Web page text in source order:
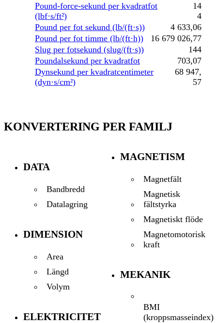
Pound-force-sekund per kvadratfot
(lbf·s/ft²)
14
4
Pound per fot sekund (lb/(ft·s))
4 633,06
Pound per fot timme (lb/(ft·h))
16 679 026,77
Slug per fotsekund (slug/(ft·s))
144
Poundalsekund per kvadratfot
703,07
Dynsekund per kvadratcentimeter
(dyn·s/cm²)
68 947,
57
KONVERTERING PER FAMILJ
DATA
Bandbredd
Datalagring
DIMENSION
Area
Längd
Volym
ELEKTRICITET
MAGNETISM
Magnetfält
Magnetisk
fältstyrka
Magnetiskt flöde
Magnetomotorisk
kraft
MEKANIK
BMI
(kroppsmasseindex)